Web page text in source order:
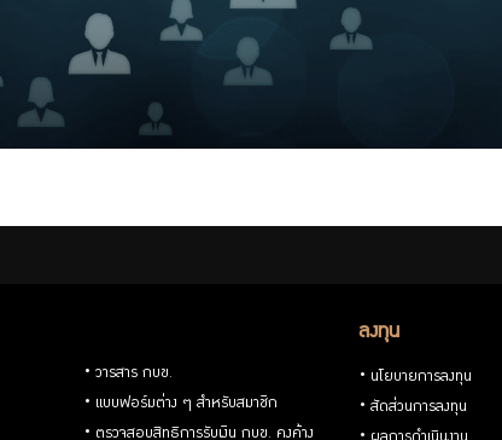
วารสาร กบข.
แบบฟอร์มต่าง ๆ สำหรับสมาชิก
ตรวจสอบสิทธิการรับเงิน กบข. คงค้าง
ลงทุน
นโยบายการลงทุน
สัดส่วนการลงทุน